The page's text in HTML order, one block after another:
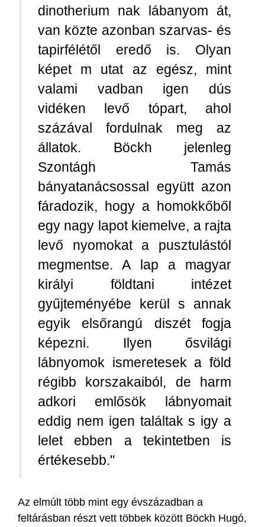
dinotherium nak lábanyom át,
van közte azonban szarvas- és
tapirfélétől eredő is. Olyan
képet m utat az egész, mint
valami vadban igen dús
vidéken levő tópart, ahol
százával fordulnak meg az
állatok. Böckh jelenleg
Szontágh Tamás
bányatanácsossal együtt azon
fáradozik, hogy a homokkőből
egy nagy lapot kiemelve, a rajta
levő nyomokat a pusztulástól
megmentse. A lap a magyar
királyi földtani intézet
gyűjteményébe kerül s annak
egyik elsőrangú diszét fogja
képezni. Ilyen ősvilági
lábnyomok ismeretesek a föld
régibb korszakaiból, de harm
adkori emlősök lábnyomait
eddig nem igen találtak s igy a
lelet ebben a tekintetben is
értékesebb."
Az elmúlt több mint egy évszázadban a
feltárásban részt vett többek között Böckh Hugó,